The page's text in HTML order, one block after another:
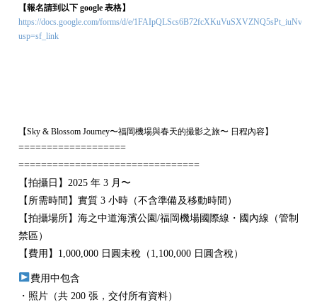
【報名請到以下 google 表格】
https://docs.google.com/forms/d/e/
usp=sf_link
【Sky & Blossom Journey〜福岡機場與春天的撮影之旅〜 日程內容】
===================
================================
【拍攝日】2025 年 3 月〜
【所需時間】實質 3 小時（不含準備及移動時間）
【拍攝場所】海之中道海濱公園/福岡機場國際線・國內線（管制
禁區）
【費用】1,000,000 日圓未稅（1,100,000 日圓含稅）
費用中包含
・照片（共 200 張，交付所有資料）